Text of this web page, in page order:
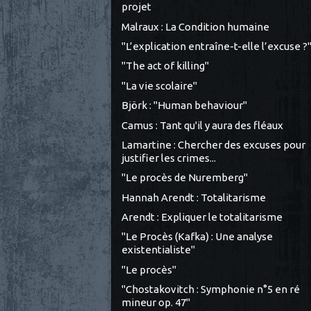
projet
Malraux : La Condition humaine
"L’explication entraîne-t-elle l’excuse ?"
"The act of killing"
"La vie scolaire"
Björk : "Human behaviour"
Camus : Tant qu'il y aura des fléaux
Lamartine : Chercher des excuses pour
justifier les crimes...
"Le procès de Nuremberg"
Hannah Arendt : Totalitarisme
Arendt : Expliquer le totalitarisme
"Le Procès (Kafka) : Une analyse
existentialiste"
"Le procès"
"Chostakovitch : Symphonie n°5 en ré
mineur op. 47"